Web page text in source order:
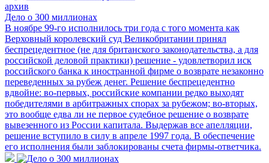
архив
Дело о 300 миллионах
В ноябре 99-го исполнилось три года с того момента как
Верховный королевский суд Великобритании принял
беспрецедентное (не для британского законодательства, а для
российской деловой практики) решение - удовлетворил иск
российского банка к иностранной фирме о возврате незаконно
переведенных за рубеж денег. Решение беспрецедентно
вдвойне: во-первых, российские компании редко выходят
победителями в арбитражных спорах за рубежом; во-вторых,
это вообще едва ли не первое судебное решение о возврате
вывезенного из России капитала. Выдержав все апелляции,
решение вступило в силу в апреле 1997 года. В обеспечение
его исполнения были заблокированы счета фирмы-ответчика.